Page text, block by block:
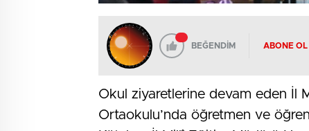
BEĞENDİM ABONE OL
Okul ziyaretlerine devam eden İl
Ortaokulu’nda öğretmen ve